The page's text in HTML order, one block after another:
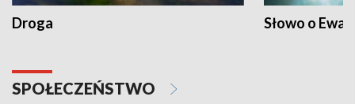
Droga Słowo o
SPOŁECZEŃSTWO